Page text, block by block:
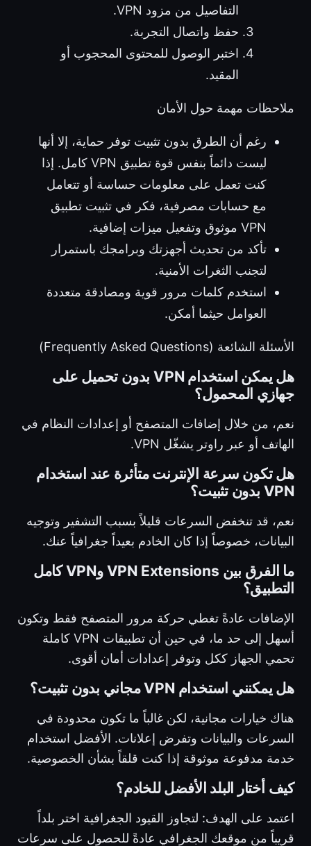
التفاصيل من مزود VPN.
حفظ واتصال التجربة.
اختبر الوصول للمحتوى المحجوب أو
المقيد.
ملاحظات مهمة حول الأمان
رغم أن الطرق بدون تثبيت توفر حماية، إلا أنها
ليست دائماً بنفس قوة تطبيق VPN كامل. إذا
كنت تعمل على معلومات حساسة أو تتعامل
مع حسابات مصرفية، فكر في تثبيت تطبيق
VPN موثوق وتفعيل ميزات إضافية.
تأكد من تحديث أجهزتك وبرامجك باستمرار
لتجنب الثغرات الأمنية.
استخدم كلمات مرور قوية ومصادقة متعددة
العوامل حيثما أمكن.
الأسئلة الشائعة (Frequently Asked Questions)
هل يمكن استخدام VPN بدون تحميل على
جهازي المحمول؟
نعم، من خلال إضافات المتصفح أو إعدادات النظام في
الهاتف أو عبر راوتر يشغّل VPN.
هل تكون سرعة الإنترنت متأثرة عند استخدام
VPN بدون تثبيت؟
نعم، قد تنخفض السرعات قليلاً بسبب التشفير وتوجيه
البيانات، خصوصاً إذا كان الخادم بعيداً جغرافياً عنك.
ما الفرق بين VPN Extensions وVPN كامل
التطبيق؟
الإضافات عادةً تغطي حركة مرور المتصفح فقط وتكون
أسهل إلى حد ما، في حين أن تطبيقات VPN كاملة
تحمي الجهاز ككل وتوفر إعدادات أمان أقوى.
هل يمكنني استخدام VPN مجاني بدون تثبيت؟
هناك خيارات مجانية، لكن غالباً ما تكون محدودة في
السرعات والبيانات وتفرض إعلانات. الأفضل استخدام
خدمة مدفوعة موثوقة إذا كنت قلقاً بشأن الخصوصية.
كيف أختار البلد الأفضل للخادم؟
اعتمد على الهدف: لتجاوز القيود الجغرافية اختر بلداً
قريباً من موقعك الجغرافي عادةً للحصول على سرعات